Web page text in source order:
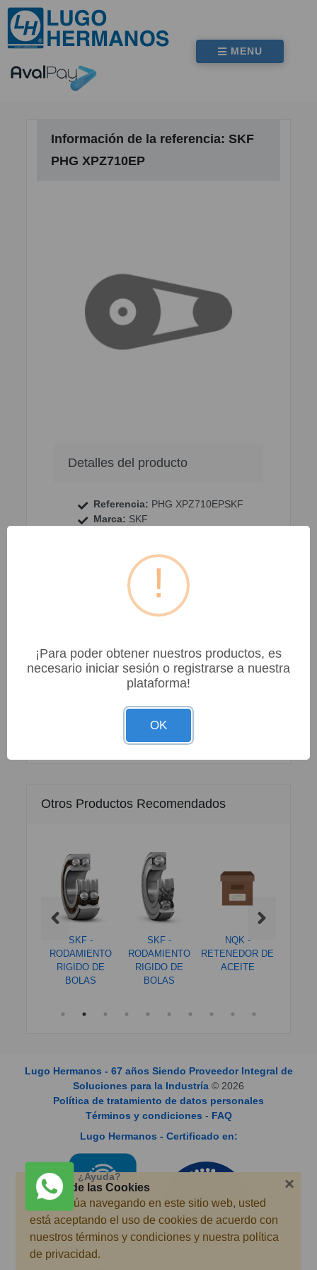
MENU
Información de la referencia: SKF
PHG XPZ710EP
Detalles del producto
Referencia: PHG XPZ710EPSKF
Marca: SKF
Familia:TRANSMISION DE
POTENCIA
Grupo:CORREAS
Sub-Grupo:
Power Transmission
Especificaciones
Otros Productos Recomendados
SKF -
RODAMIENTO
RIGIDO DE
BOLAS
SKF -
RODAMIENTO
RIGIDO DE
BOLAS
NQK -
RETENEDOR DE
ACEITE
¿Ayuda?
Lugo Hermanos - 67 años Siendo Proveedor Integral de
Soluciones para la Industría © 2026
Política de tratamiento de datos personales
Términos y condiciones - FAQ
Lugo Hermanos - Certificado en:
×
Acerca de las Cookies
Si continúa navegando en este sitio web, usted
está aceptando el uso de cookies de acuerdo con
nuestros términos y condiciones y nuestra política
de privacidad.
¡Para poder obtener nuestros productos, es
necesario iniciar sesión o registrarse a nuestra
plataforma!
OK